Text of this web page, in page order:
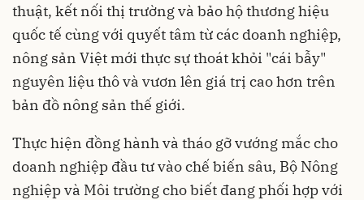
thuật, kết nối thị trường và bảo hộ thương hiệu
quốc tế cùng với quyết tâm từ các doanh nghiệp,
nông sản Việt mới thực sự thoát khỏi "cái bẫy"
nguyên liệu thô và vươn lên giá trị cao hơn trên
bản đồ nông sản thế giới.
Thực hiện đồng hành và tháo gỡ vướng mắc cho
doanh nghiệp đầu tư vào chế biến sâu, Bộ Nông
nghiệp và Môi trường cho biết đang phối hợp với